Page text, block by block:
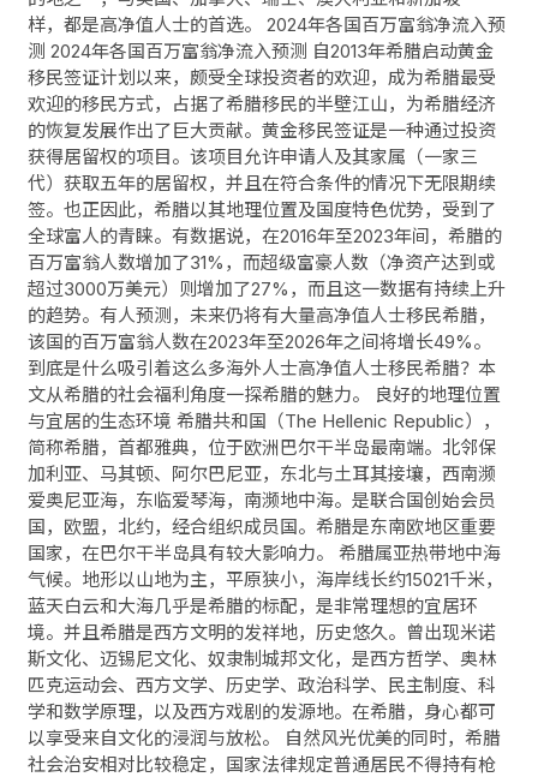
样，都是高净值人士的首选。 2024年各国百万富翁净流入预
测 2024年各国百万富翁净流入预测 自2013年希腊启动黄金
移民签证计划以来，颇受全球投资者的欢迎，成为希腊最受
欢迎的移民方式，占据了希腊移民的半壁江山，为希腊经济
的恢复发展作出了巨大贡献。黄金移民签证是一种通过投资
获得居留权的项目。该项目允许申请人及其家属（一家三
代）获取五年的居留权，并且在符合条件的情况下无限期续
签。也正因此，希腊以其地理位置及国度特色优势，受到了
全球富人的青睐。有数据说，在2016年至2023年间，希腊的
百万富翁人数增加了31%，而超级富豪人数（净资产达到或
超过3000万美元）则增加了27%，而且这一数据有持续上升
的趋势。有人预测，未来仍将有大量高净值人士移民希腊，
该国的百万富翁人数在2023年至2026年之间将增长49%。
到底是什么吸引着这么多海外人士高净值人士移民希腊？本
文从希腊的社会福利角度一探希腊的魅力。 良好的地理位置
与宜居的生态环境 希腊共和国（The Hellenic Republic），
简称希腊，首都雅典，位于欧洲巴尔干半岛最南端。北邻保
加利亚、马其顿、阿尔巴尼亚，东北与土耳其接壤，西南濒
爱奥尼亚海，东临爱琴海，南濒地中海。是联合国创始会员
国，欧盟，北约，经合组织成员国。希腊是东南欧地区重要
国家，在巴尔干半岛具有较大影响力。 希腊属亚热带地中海
气候。地形以山地为主，平原狭小，海岸线长约15021千米，
蓝天白云和大海几乎是希腊的标配，是非常理想的宜居环
境。并且希腊是西方文明的发祥地，历史悠久。曾出现米诺
斯文化、迈锡尼文化、奴隶制城邦文化，是西方哲学、奥林
匹克运动会、西方文学、历史学、政治科学、民主制度、科
学和数学原理，以及西方戏剧的发源地。在希腊，身心都可
以享受来自文化的浸润与放松。 自然风光优美的同时，希腊
社会治安相对比较稳定，国家法律规定普通居民不得持有枪